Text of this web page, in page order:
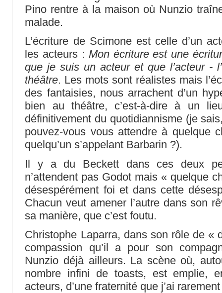
Pino rentre à la maison où Nunzio
malade.
L’écriture de Scimone est celle d’un
les acteurs : Mon écriture est une
que je suis un acteur et que l’acteur -
théâtre. Les mots sont réalistes mais
des fantaisies, nous arrachent d’un
bien au théâtre, c’est-à-dire à un
définitivement du quotidiannisme (je
pouvez-vous vous attendre à quelque
quelqu’un s’appelant Barbarin ?).
Il y a du Beckett dans ces deux
n’attendent pas Godot mais « quelque
désespérément foi et dans cette
Chacun veut amener l’autre dans son
sa manière, que c’est foutu.
Christophe Laparra, dans son rôle de «
compassion qu’il a pour son
Nunzio déjà ailleurs. La scène où,
nombre infini de toasts, est emplie,
acteurs, d’une fraternité que j’ai